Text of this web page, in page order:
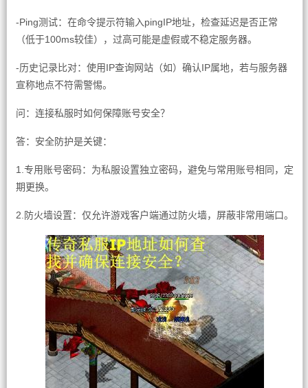
-Ping测试：在命令提示符输入pingIP地址，检查延迟是否正常
（低于100ms较佳），过高可能是虚假或不稳定服务器。
-历史记录比对：使用IP查询网站（如）确认IP属地，若与服务器
宣称地点不符需警惕。
问：连接私服时如何保障账号安全？
答：安全防护是关键：
1.专用账号密码：为私服设置独立密码，避免与常用账号相同，定
期更换。
2.防火墙设置：仅允许游戏客户端通过防火墙，屏蔽非常用端口。